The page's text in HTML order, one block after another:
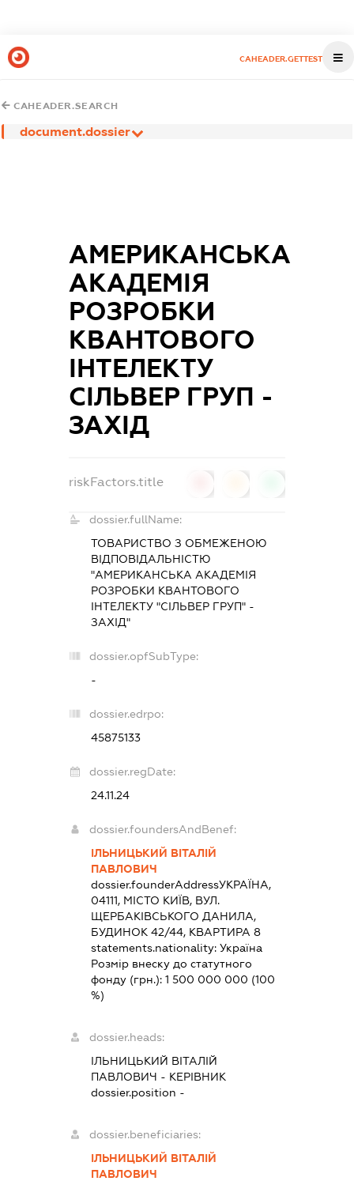
CAHEADER.GETTEST
CAHEADER.SEARCH
document.dossier
АМЕРИКАНСЬКА
АКАДЕМІЯ
РОЗРОБКИ
КВАНТОВОГО
ІНТЕЛЕКТУ
СІЛЬВЕР ГРУП -
ЗАХІД
riskFactors.title
dossier.fullName:
ТОВАРИСТВО З ОБМЕЖЕНОЮ
ВІДПОВІДАЛЬНІСТЮ
"АМЕРИКАНСЬКА АКАДЕМІЯ
РОЗРОБКИ КВАНТОВОГО
ІНТЕЛЕКТУ "СІЛЬВЕР ГРУП" -
ЗАХІД"
dossier.opfSubType:
-
dossier.edrpo:
45875133
dossier.regDate:
24.11.24
dossier.foundersAndBenef:
ІЛЬНИЦЬКИЙ ВІТАЛІЙ
ПАВЛОВИЧ
dossier.founderAddressУКРАЇНА,
04111, МІСТО КИЇВ, ВУЛ.
ЩЕРБАКІВСЬКОГО ДАНИЛА,
БУДИНОК 42/44, КВАРТИРА 8
statements.nationality: Україна
Розмір внеску до статутного
фонду (грн.): 1 500 000 000 (100
%)
dossier.heads:
ІЛЬНИЦЬКИЙ ВІТАЛІЙ
ПАВЛОВИЧ - КЕРІВНИК
dossier.position -
dossier.beneficiaries:
ІЛЬНИЦЬКИЙ ВІТАЛІЙ
ПАВЛОВИЧ